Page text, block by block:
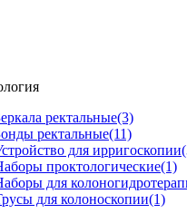
ректальные(3)
ректальные(11)
для ирригоскопии
проктологические(1)
для
для колоноскопии(1)